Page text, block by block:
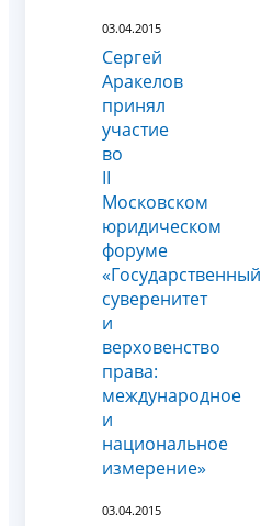
03.04.2015
Сергей
Аракелов
принял
участие
во
II
Московском
юридическом
форуме
«Государственный
суверенитет
и
верховенство
права:
международное
и
национальное
измерение»
03.04.2015